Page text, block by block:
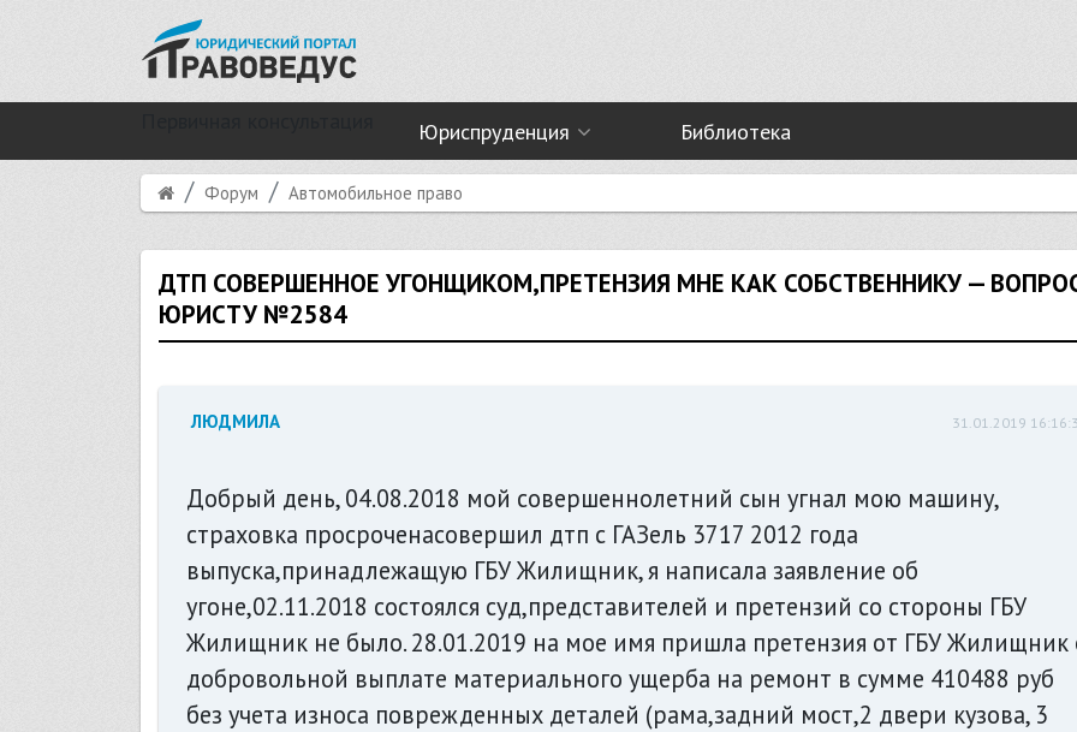
Юриспруденция Библиотека
Форум Автомобильное право
ДТП СОВЕРШЕННОЕ УГОНЩИКОМ,ПРЕТЕНЗИЯ МНЕ КАК СОБСТВЕННИКУ —
ЮРИСТУ №2584
ЛЮДМИЛА 31.01.2019
Добрый день, 04.08.2018 мой совершеннолетний сын угнал мою машину,
страховка просроченасовершил дтп с ГАЗель 3717 2012 года
выпуска,принадлежащую ГБУ Жилищник, я написала заявление об
угоне,02.11.2018 состоялся суд,представителей и претензий со стороны ГБУ
Жилищник не было. 28.01.2019 на мое имя пришла претензия от ГБУ Жилищник
добровольной выплате материального ущерба на ремонт в сумме 410488 руб
без учета износа поврежденных деталей (рама,задний мост,2 двери кузова, 3